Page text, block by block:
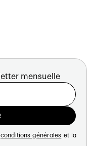
mensuelle
conditions générales et la